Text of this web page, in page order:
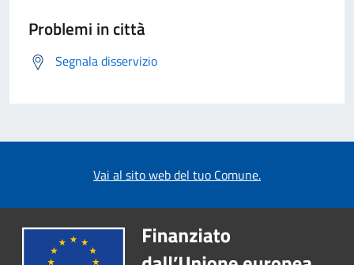
Problemi in città
Segnala disservizio
Vai al sito web del tuo Comune.